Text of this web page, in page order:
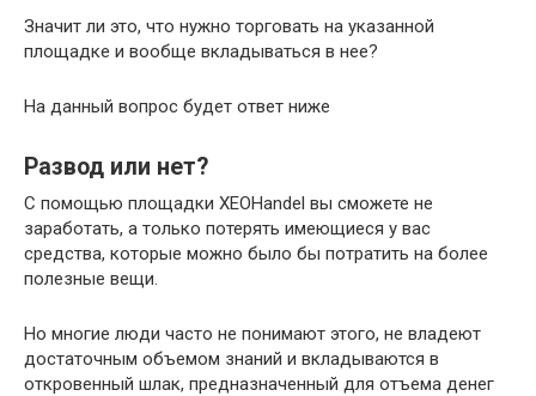
Значит ли это, что нужно торговать на указанной
площадке и вообще вкладываться в нее?
На данный вопрос будет ответ ниже
Развод или нет?
С помощью площадки XEOHandel вы сможете не
заработать, а только потерять имеющиеся у вас
средства, которые можно было бы потратить на более
полезные вещи.
Но многие люди часто не понимают этого, не владеют
достаточным объемом знаний и вкладываются в
откровенный шлак, предназначенный для отъема денег